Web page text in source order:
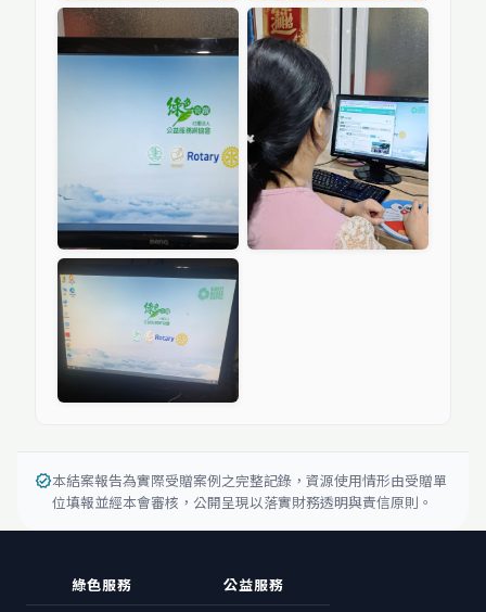
verified本結案報告為實際受贈案例之完整記錄，資源使用情形由受贈單
位填報並經本會審核，公開呈現以落實財務透明與責信原則。
綠色服務 公益服務